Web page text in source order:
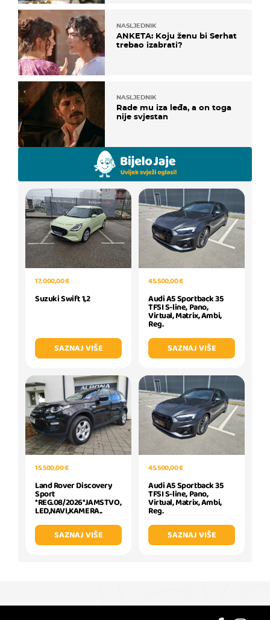
NASLJEDNIK
ANKETA: Koju ženu bi Serhat
trebao izabrati?
NASLJEDNIK
Rade mu iza leđa, a on toga
nije svjestan
17.000,00 €
Suzuki Swift 1,2
SAZNAJ VIŠE
45.500,00 €
Audi A5 Sportback 35
TFSI S-line, Pano,
Virtual, Matrix, Ambi,
Reg.
SAZNAJ VIŠE
15.500,00 €
Land Rover Discovery
Sport
*REG.08/2026*JAMSTVO,
LED,NAVI,KAMERA..
SAZNAJ VIŠE
45.500,00 €
Audi A5 Sportback 35
TFSI S-line, Pano,
Virtual, Matrix, Ambi,
Reg.
SAZNAJ VIŠE